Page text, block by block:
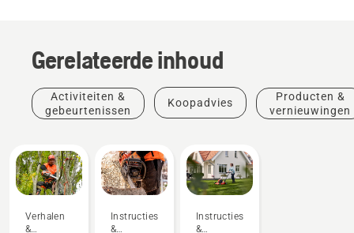
Gerelateerde inhoud
Activiteiten &
gebeurtenissen
Koopadvies
Producten &
vernieuwingen
Verhalen
&
Instructies
&
Instructies
&